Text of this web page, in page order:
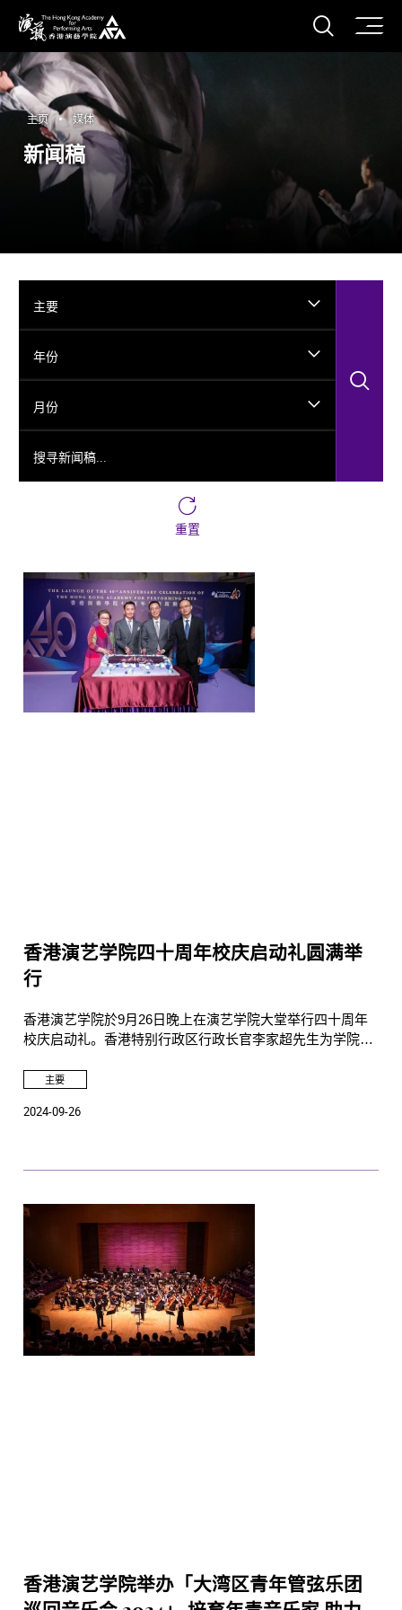
香港演艺学院
打开
主页 媒体
新闻稿
主要
年份
月份
重置
香港演艺学院四十周年校庆启动礼圆满举
行
香港演艺学院於9月26日晚上在演艺学院大堂举行四十周年
校庆启动礼。香港特别行政区行政长官李家超先生为学院送
杨润雄先生、中央政府驻港联络办宣文部副部长林枬先生、
敏志教授担任主礼嘉宾。
主要
2024-09-26
香港演艺学院举办「大湾区青年管弦乐团